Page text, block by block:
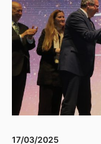
17/03/2025